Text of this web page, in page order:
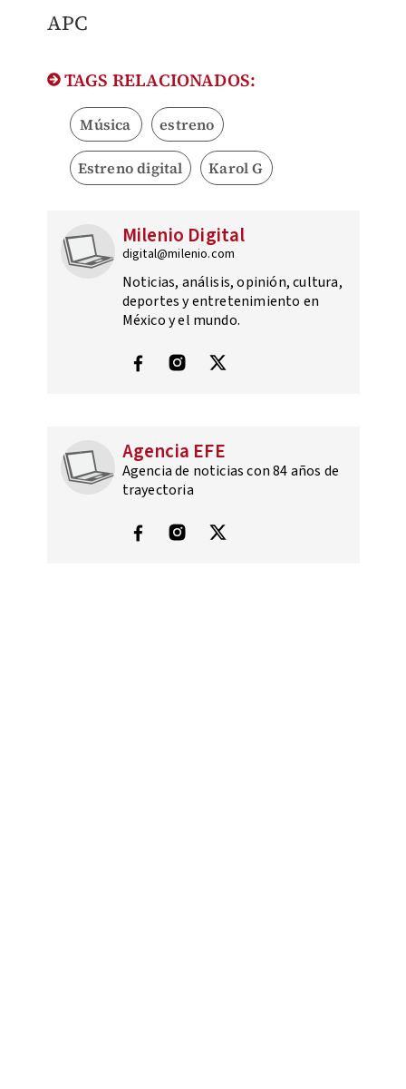
APC
TAGS RELACIONADOS:
Música estreno
Estreno digital Karol G
Milenio Digital
digital@milenio.com
Noticias, análisis, opinión, cultura,
deportes y entretenimiento en
México y el mundo.
Agencia EFE
Agencia de noticias con 84 años de
trayectoria